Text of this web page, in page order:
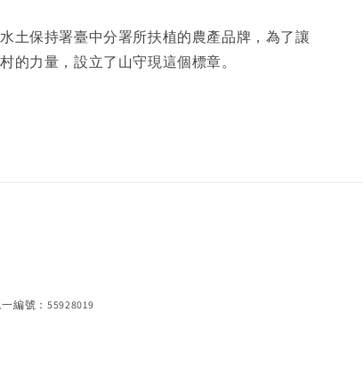
土保持署臺中分署所扶植的農產品牌，為了讓
的力量，設立了山守現這個標章。
：55928019